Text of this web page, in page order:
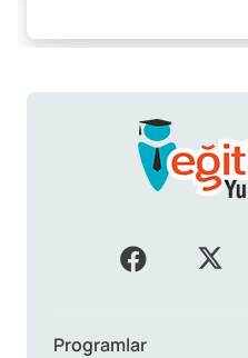
Programlar